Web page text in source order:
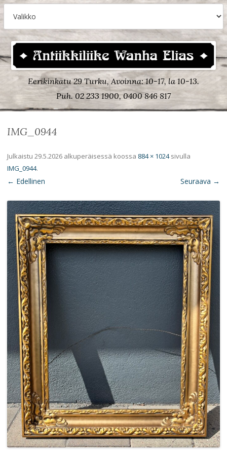
Eerikinkatu 29 Turku, Avoinna: 10-17, la 10-13.
Puh. 02 233 1900, 0400 846 817
IMG_0944
Julkaistu 29.5.2026 alkuperäisessä koossa 884 × 1024sivulla
IMG_0944.
← Edellinen Seuraava →